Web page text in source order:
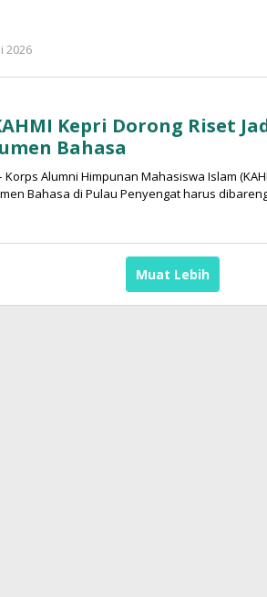
2026
Kepri Dorong Riset
Bahasa
Korps Alumni Himpunan Mahasiswa Islam
Bahasa di Pulau Penyengat harus
Muat Lebih